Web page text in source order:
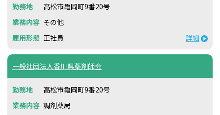
高松市亀岡町9番20号
その他
正社員
詳細
一般社団法人香川県薬剤師会
高松市亀岡町9番20号
調剤薬局